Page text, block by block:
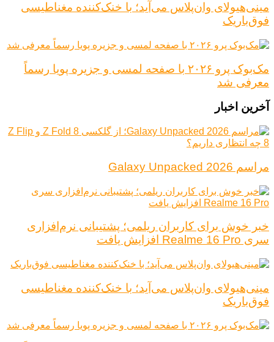
مینی‌هیولای وان‌پلاس می‌آید؛ با خنک‌کننده مغناطیسی
فوق‌باریک
مک‌بوک پرو ۲۰۲۶ با صفحه لمسی و جزیره پویا رسماً
معرفی شد
آخرین اخبار
مراسم Galaxy Unpacked 2026
خبر خوش برای کاربران ریلمی؛ پشتیبانی نرم‌افزاری
سری Realme 16 Pro افزایش یافت
مینی‌هیولای وان‌پلاس می‌آید؛ با خنک‌کننده مغناطیسی
فوق‌باریک